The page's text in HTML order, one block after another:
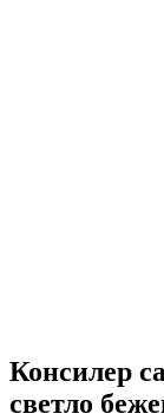
Консилер
светло